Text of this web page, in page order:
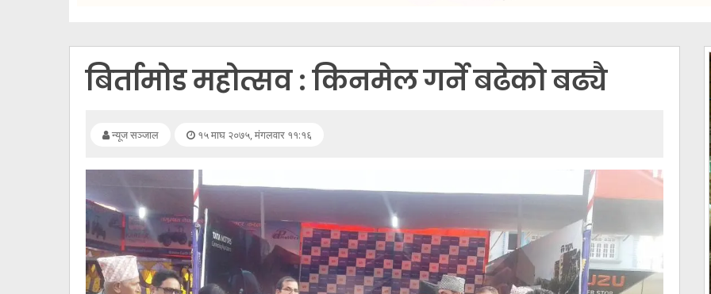
बिर्तामोड महोत्सव : किनमेल गर्ने बढेको बढ्यै
न्यूज सञ्जाल १५ माघ २०७५, मंगलवार ११:१६